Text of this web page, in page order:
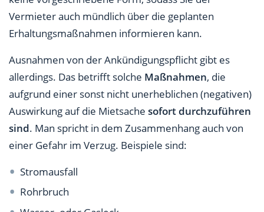
Vermieter auch mündlich über die geplanten
Erhaltungsmaßnahmen informieren kann.
Ausnahmen von der Ankündigungspflicht gibt es
allerdings. Das betrifft solche Maßnahmen, die
aufgrund einer sonst nicht unerheblichen (negativen)
Auswirkung auf die Mietsache sofort durchzuführen
sind. Man spricht in dem Zusammenhang auch von
einer Gefahr im Verzug. Beispiele sind:
Stromausfall
Rohrbruch